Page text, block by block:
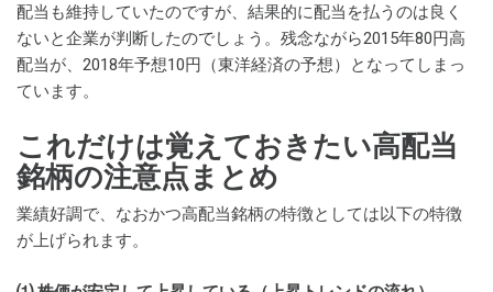
配当も維持していたのですが、結果的に配当を払うのは良く
ないと企業が判断したのでしょう。残念ながら2015年80円高
配当が、2018年予想10円（東洋経済の予想）となってしまっ
ています。
これだけは覚えておきたい高配当
銘柄の注意点まとめ
業績好調で、なおかつ高配当銘柄の特徴としては以下の特徴
が上げられます。